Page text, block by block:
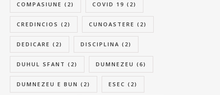
COMPASIUNE (2) COVID 19 (2)
CREDINCIOS (2) CUNOASTERE (2)
DEDICARE (2) DISCIPLINA (2)
DUHUL SFANT (2) DUMNEZEU (6)
DUMNEZEU E BUN (2) ESEC (2)